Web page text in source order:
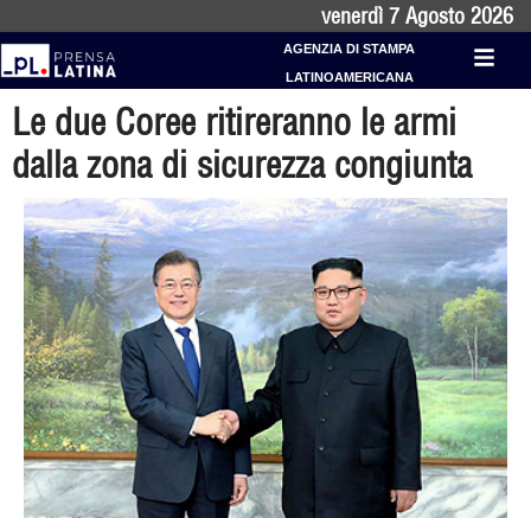
venerdì 7 Agosto 2026
AGENZIA DI STAMPA
LATINOAMERICANA
Le due Coree ritireranno le armi
dalla zona di sicurezza congiunta